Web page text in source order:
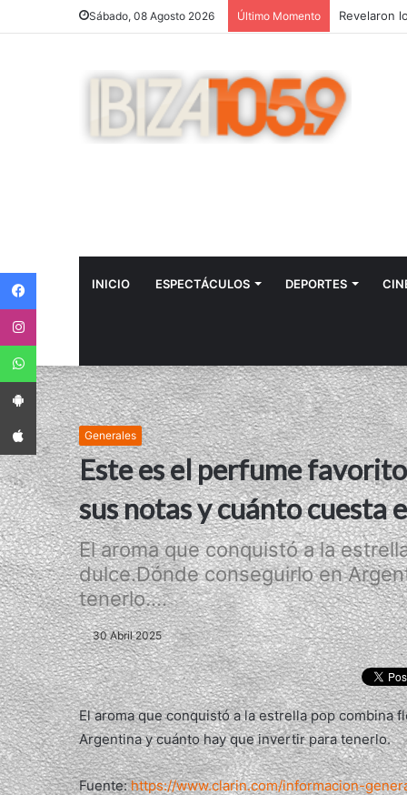
Sábado, 08 Agosto 2026 Último Momento
INICIO ESPECTÁCULOS DEPORTES
Generales
Este es el perfume
sus notas y cuánto cuesta
El aroma que conquistó a la
dulce.Dónde conseguirlo en
tenerlo....
30 Abril 2025
El aroma que conquistó a la estrella pop
Argentina y cuánto hay que invertir para tenerlo.
Fuente:https://www.clarin.com/informacion-
App Android
App iPhone